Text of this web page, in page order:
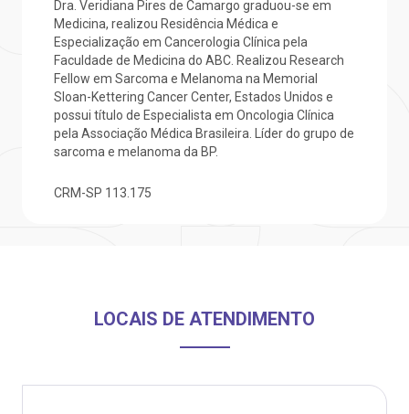
Endereço:
R. Martiniano de Carvalho, 965
CEP: 01323-001 | Bela Vista
São Paulo - SP
Clínica Medicina da Mulher
Saiba mais
a BP
Conosco
de Benchmarking
Cirurgia
frequentes
de Sangue
Dra. Veridiana Pires de Camargo graduou-se em
Medicina, realizou Residência Médica e
Especialização em Cancerologia Clínica pela
Faculdade de Medicina do ABC. Realizou Research
Fellow em Sarcoma e Melanoma na Memorial
Sloan-Kettering Cancer Center, Estados Unidos e
possui título de Especialista em Oncologia Clínica
pela Associação Médica Brasileira. Líder do grupo de
sarcoma e melanoma da BP.
CRM-SP 113.175
LOCAIS DE ATENDIMENTO